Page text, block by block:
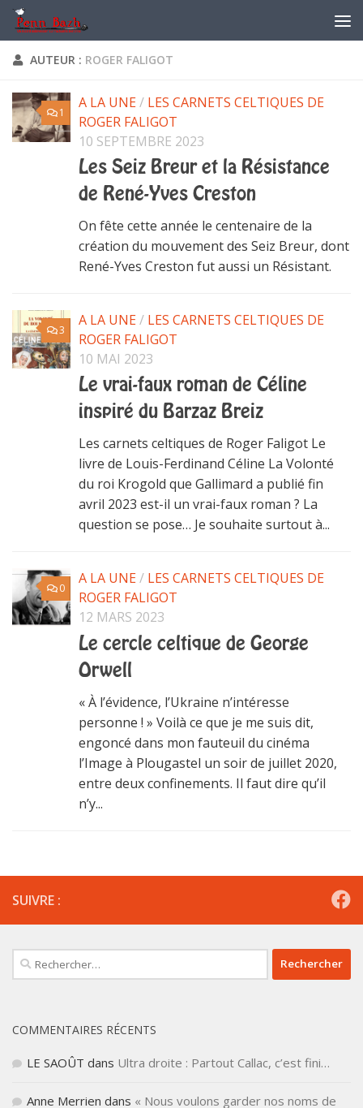
Skip to content
AUTEUR : ROGER FALIGOT
1
A LA UNE/ LES CARNETS CELTIQUES DE
ROGER FALIGOT
10 SEPTEMBRE 2023
Les Seiz Breur et la Résistance
de René-Yves Creston
On fête cette année le centenaire de la
création du mouvement des Seiz Breur, dont
René-Yves Creston fut aussi un Résistant.
3
A LA UNE/ LES CARNETS CELTIQUES DE
ROGER FALIGOT
10 MAI 2023
Le vrai-faux roman de Céline
inspiré du Barzaz Breiz
Les carnets celtiques de Roger Faligot Le
livre de Louis-Ferdinand Céline La Volonté
du roi Krogold que Gallimard a publié fin
avril 2023 est-il un vrai-faux roman ? La
question se pose… Je souhaite surtout à...
0
A LA UNE/ LES CARNETS CELTIQUES DE
ROGER FALIGOT
12 MARS 2023
Le cercle celtique de George
Orwell
« À l’évidence, l’Ukraine n’intéresse
personne ! » Voilà ce que je me suis dit,
engoncé dans mon fauteuil du cinéma
l’Image à Plougastel un soir de juillet 2020,
entre deux confinements. Il faut dire qu’il
n’y...
SUIVRE :
Rechercher :
COMMENTAIRES RÉCENTS
LE SAOÛT dans Ultra droite : Partout Callac, c’est fini…
Anne Merrien dans « Nous voulons garder nos noms de